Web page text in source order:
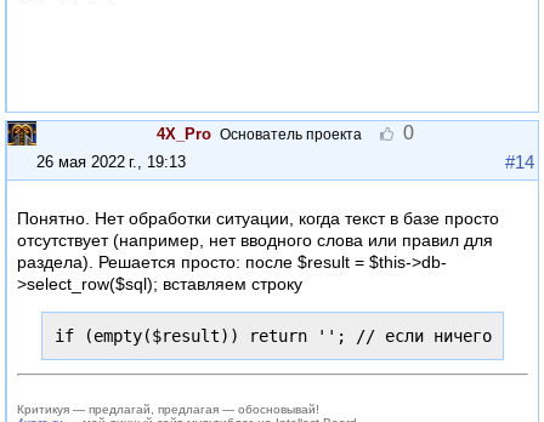
4X_Pro Основатель проекта 0
26 мая 2022 г., 19:13 #14
Понятно. Нет обработки ситуации, когда текст в базе просто
отсутствует (например, нет вводного слова или правил для
раздела). Решается просто: после $result = $this->db-
>select_row($sql); вставляем строку
if (empty($result)) return ''; // если ничего
Критикуя — предлагай, предлагая — обосновывай!